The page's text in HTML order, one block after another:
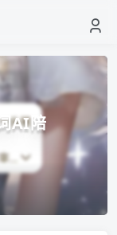
️AI陪